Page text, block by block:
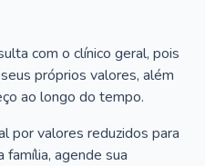
com o clínico geral, pois
próprios valores, além
ao longo do tempo.
por valores reduzidos para
família, agende sua